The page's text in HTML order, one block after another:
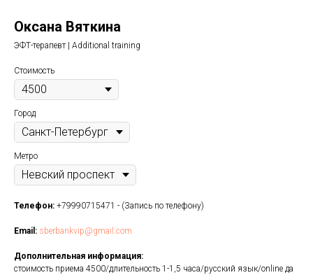
Оксана Вяткина
ЭФТ-терапевт | Additional training
Стоимость
Город
Метро
Телефон: +79990715471 - (Запись по телефону)
Email: sberbankvip@gmail.com
Дополнительная информация:
стоимость приема 4500/длительность 1-1,5 часа/русский язык/online да